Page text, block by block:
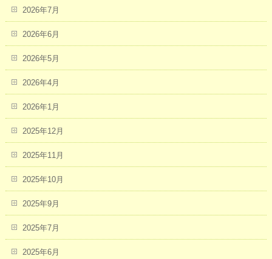
2026年7月
2026年6月
2026年5月
2026年4月
2026年1月
2025年12月
2025年11月
2025年10月
2025年9月
2025年7月
2025年6月